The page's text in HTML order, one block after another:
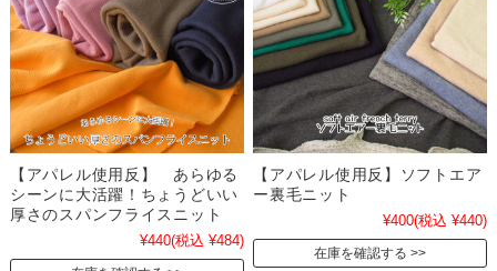
【アパレル使用反】 あらゆる
シーンに大活躍！ちょうどいい
厚さのスパンフライスニット
¥440(税込 ¥484)
【アパレル使用反】ソフトエア
ー裏毛ニット
¥400(税込 ¥440)
在庫を確認する